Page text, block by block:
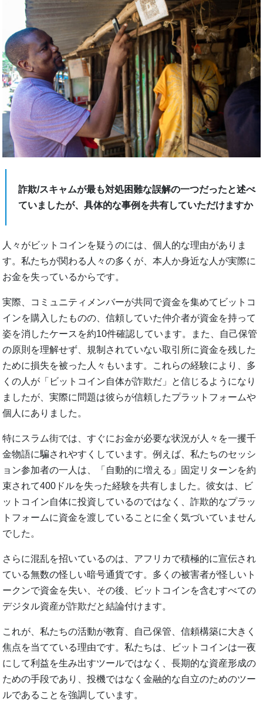
詐欺/スキャムが最も対処困難な誤解の一つだったと述べ
ていましたが、具体的な事例を共有していただけますか
人々がビットコインを疑うのには、個人的な理由がありま
す。私たちが関わる人々の多くが、本人か身近な人が実際に
お金を失っているからです。
実際、コミュニティメンバーが共同で資金を集めてビットコ
インを購入したものの、信頼していた仲介者が資金を持って
姿を消したケースを約10件確認しています。また、自己保管
の原則を理解せず、規制されていない取引所に資金を残した
ために損失を被った人々もいます。これらの経験により、多
くの人が「ビットコイン自体が詐欺だ」と信じるようになり
ましたが、実際に問題は彼らが信頼したプラットフォームや
個人にありました。
特にスラム街では、すぐにお金が必要な状況が人々を一攫千
金物語に騙されやすくしています。例えば、私たちのセッシ
ョン参加者の一人は、「自動的に増える」固定リターンを約
束されて400ドルを失った経験を共有しました。彼女は、ビ
ットコイン自体に投資しているのではなく、詐欺的なプラッ
トフォームに資金を渡していることに全く気づいていません
でした。
さらに混乱を招いているのは、アフリカで積極的に宣伝され
ている無数の怪しい暗号通貨です。多くの被害者が怪しいト
ークンで資金を失い、その後、ビットコインを含むすべての
デジタル資産が詐欺だと結論付けます。
これが、私たちの活動が教育、自己保管、信頼構築に大きく
焦点を当てている理由です。私たちは、ビットコインは一夜
にして利益を生み出すツールではなく、長期的な資産形成の
ための手段であり、投機ではなく金融的な自立のためのツー
ルであることを強調しています。